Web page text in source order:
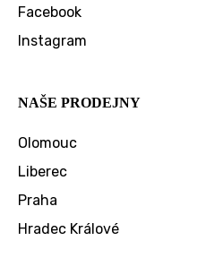
Facebook
Instagram
NAŠE PRODEJNY
Olomouc
Liberec
Praha
Hradec Králové